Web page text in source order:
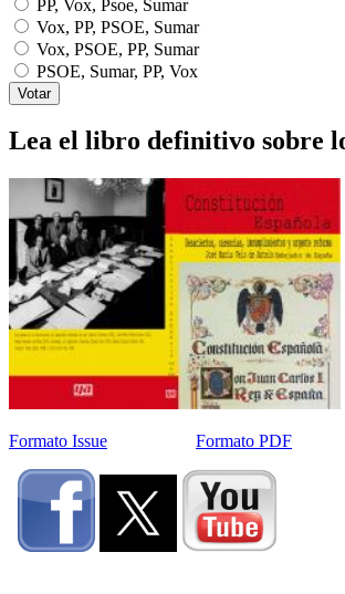
PP, Vox, Psoe, Sumar
Vox, PP, PSOE, Sumar
Vox, PSOE, PP, Sumar
PSOE, Sumar, PP, Vox
Lea el libro definitivo sobre
Formato Issue Formato PDF